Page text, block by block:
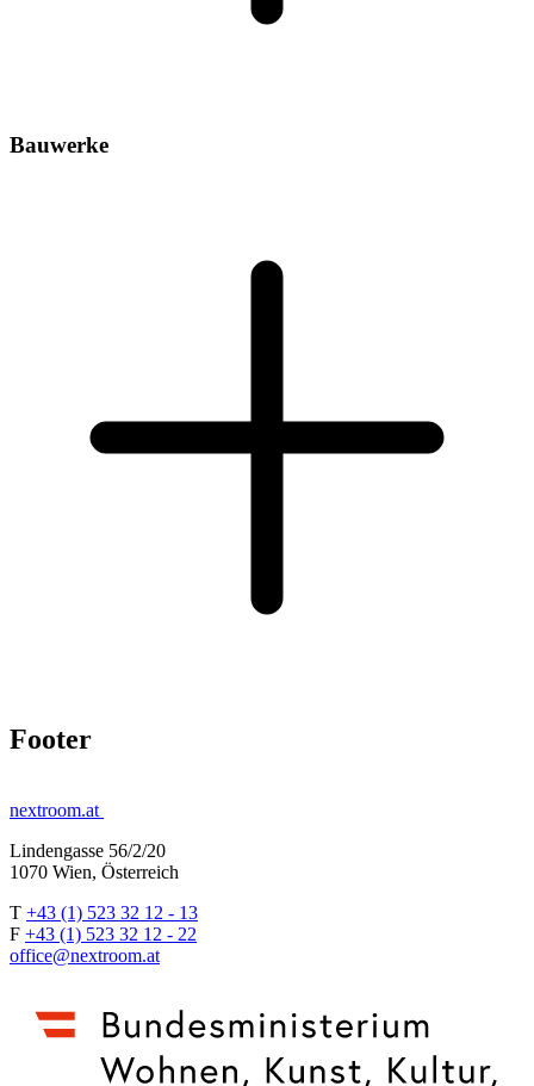
Bauwerke
Footer
nextroom.at
Lindengasse 56/2/20
1070 Wien, Österreich
T +43 (1) 523 32 12 - 13
F +43 (1) 523 32 12 - 22
office@nextroom.at